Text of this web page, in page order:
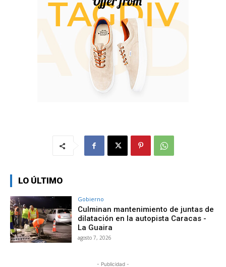
LO ÚLTIMO
Gobierno
Culminan mantenimiento de juntas de
dilatación en la autopista Caracas -
La Guaira
agosto 7, 2026
- Publicidad -